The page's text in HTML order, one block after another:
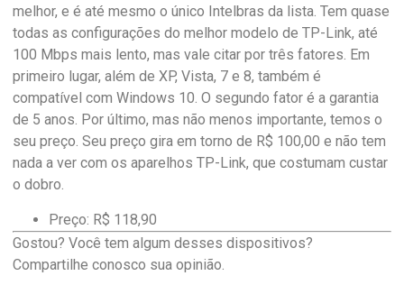
melhor, e é até mesmo o único Intelbras da lista. Tem quase
todas as configurações do melhor modelo de TP-Link, até
100 Mbps mais lento, mas vale citar por três fatores. Em
primeiro lugar, além de XP, Vista, 7 e 8, também é
compatível com Windows 10. O segundo fator é a garantia
de 5 anos. Por último, mas não menos importante, temos o
seu preço. Seu preço gira em torno de R$ 100,00 e não tem
nada a ver com os aparelhos TP-Link, que costumam custar
o dobro.
Preço: R$ 118,90
Gostou? Você tem algum desses dispositivos?
Compartilhe conosco sua opinião.